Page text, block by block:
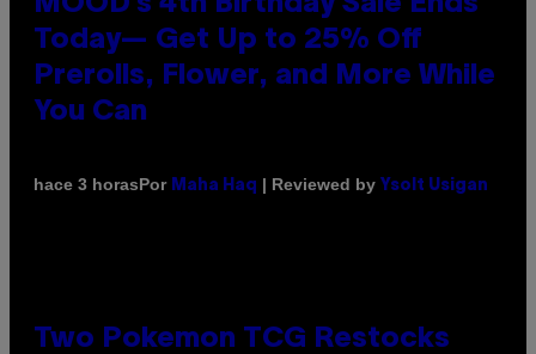
Today— Get Up to 25% Off
Prerolls, Flower, and More While
You Can
hace 3 horasPor Maha Haq | Reviewed by Ysolt Usigan
Two Pokemon TCG Restocks